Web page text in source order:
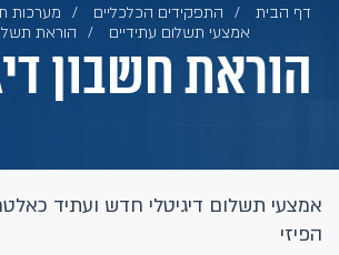
דף הבית התפקידים הכלכליים
מערכות
אמצעי תשלום עתידיים
הוראת
הוראת חשבון
אמצעי תשלום דיגיטלי חדש ועתיד
הפיזי